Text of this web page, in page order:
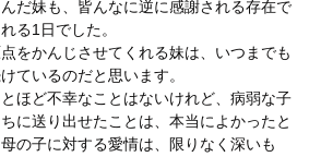
だ妹も、皆んなに逆に感謝される存在で
る1日でした。
をかんじさせてくれる妹は、いつまでも
ているのだと思います。
ほど不幸なことはないけれど、病弱な子
に送り出せたことは、本当によかったと
の子に対する愛情は、限りなく深いも